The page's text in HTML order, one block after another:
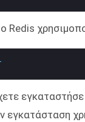
Redis
εγκατάσταση